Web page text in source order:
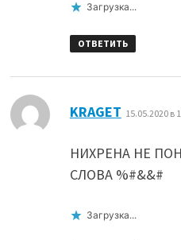
Загрузка...
ОТВЕТИТЬ
KRAGET 15.05.2020 в
НИХРЕНА НЕ
СЛОВА %#&&#
Загрузка...